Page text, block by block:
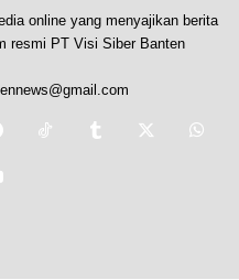
online yang menyajikan berita
resmi PT Visi Siber Banten